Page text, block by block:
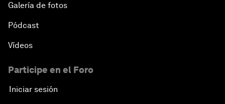
Galería de fotos
Pódcast
Vídeos
Participe en el Foro
Iniciar sesión